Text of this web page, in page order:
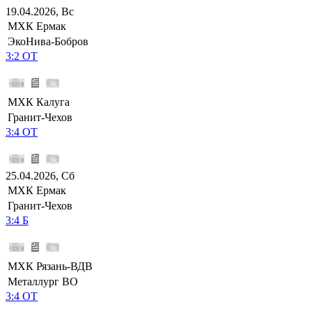
19.04.2026, Вс
МХК Ермак
ЭкоНива-Бобров
3:2 ОТ
МХК Калуга
Гранит-Чехов
3:4 ОТ
25.04.2026, Сб
МХК Ермак
Гранит-Чехов
3:4 Б
МХК Рязань-ВДВ
Металлург ВО
3:4 ОТ